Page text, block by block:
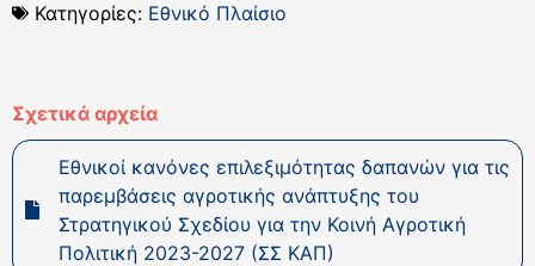
Κατηγορίες: Εθνικό Πλαίσιο
Σχετικά αρχεία
Εθνικοί κανόνες επιλεξιμότητας δαπανών για τις
παρεμβάσεις αγροτικής ανάπτυξης του
Στρατηγικού Σχεδίου για την Κοινή Αγροτική
Πολιτική 2023-2027 (ΣΣ ΚΑΠ)